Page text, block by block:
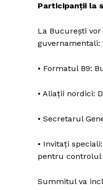
Participanții la
La București
guvernamentali:
• Formatul B9:
• Aliații nordici:
• Secretarul
• Invitați
pentru controlul
Summitul va